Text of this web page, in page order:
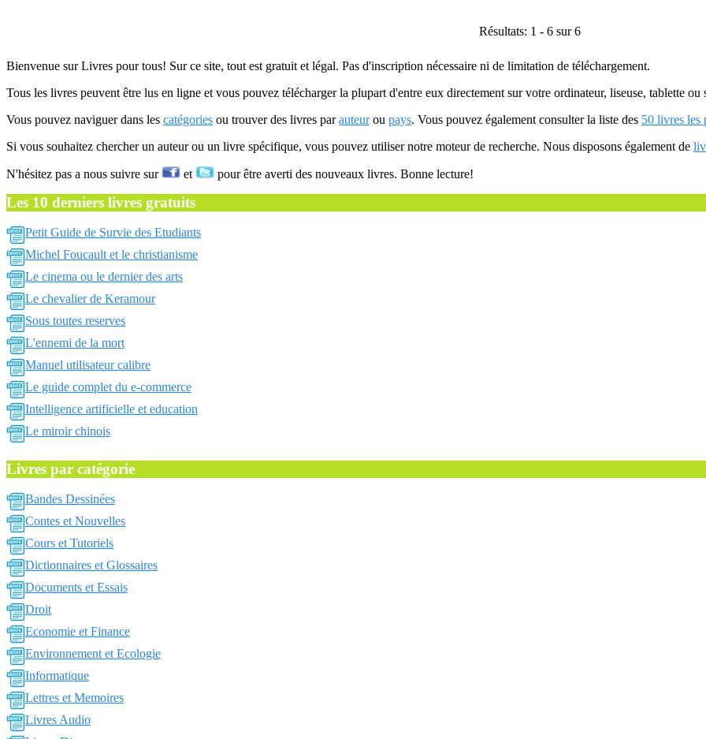
Résultats: 1 - 6 sur 6
Bienvenue sur Livres pour tous! Sur ce site, tout est gratuit et légal. Pas d'inscription nécessaire ni de limitation de téléchargement.
Tous les livres peuvent être lus en ligne et vous pouvez télécharger la plupart d'entre eux directement sur votre ordinateur, liseuse, tablette ou
Vous pouvez naviguer dans les catégories ou trouver des livres parauteurou pays. Vous pouvez également consulter la liste des 50 livres les
Si vous souhaitez chercher un auteur ou un livre spécifique, vous pouvez utiliser notre moteur de recherche. Nous disposons également de
N'hésitez pas a nous suivre sur et pour être averti des nouveaux livres. Bonne lecture!
Les 10 derniers livres gratuits
Petit Guide de Survie des Etudiants
Michel Foucault et le christianisme
Le cinema ou le dernier des arts
Le chevalier de Keramour
Sous toutes reserves
L'ennemi de la mort
Manuel utilisateur calibre
Le guide complet du e-commerce
Intelligence artificielle et education
Le miroir chinois
Livres par catégorie
Bandes Dessinées
Contes et Nouvelles
Cours et Tutoriels
Dictionnaires et Glossaires
Documents et Essais
Droit
Economie et Finance
Environnement et Ecologie
Informatique
Lettres et Memoires
Livres Audio